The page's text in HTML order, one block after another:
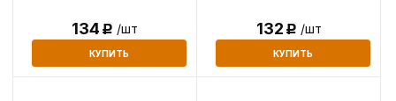
134Р /шт
КУПИТЬ
132Р /шт
КУПИТЬ